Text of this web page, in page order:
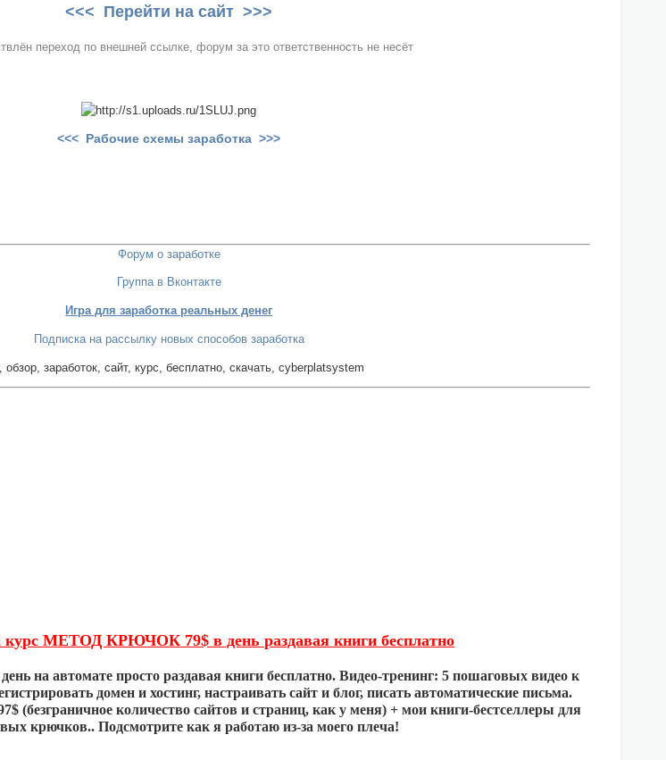
<<< Перейти на сайт >>>
переход по внешней ссылке, форум за это ответственность не несёт
<<< Рабочие схемы заработка >>>
Форум о заработке
Группа в Вконтакте
Игра для заработка реальных денег
Подписка на рассылку новых способов заработка
заработок, сайт, курс, бесплатно, скачать, cyberplatsystem
МЕТОД КРЮЧОК 79$ в день раздавая книги бесплатно
на автомате просто раздавая книги бесплатно. Видео-тренинг: 5 пошаговых видео к
домен и хостинг, настраивать сайт и блог, писать автоматические письма.
(безграничное количество сайтов и страниц, как у меня) + мои книги-бестселлеры для
крючков.. Подсмотрите как я работаю из-за моего плеча!